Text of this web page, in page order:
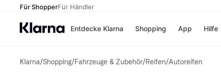
Für ShopperFür Händler
Entdecke Klarna
Zahlungsmethoden
Shopping
Shops
App Hilfe
Klarna/Shopping/Fahrzeuge & Zubehör/Reifen/Autoreifen